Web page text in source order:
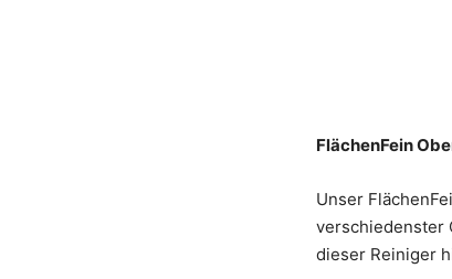
FlächenFein
Unser
verschiedenster
dieser Reiniger